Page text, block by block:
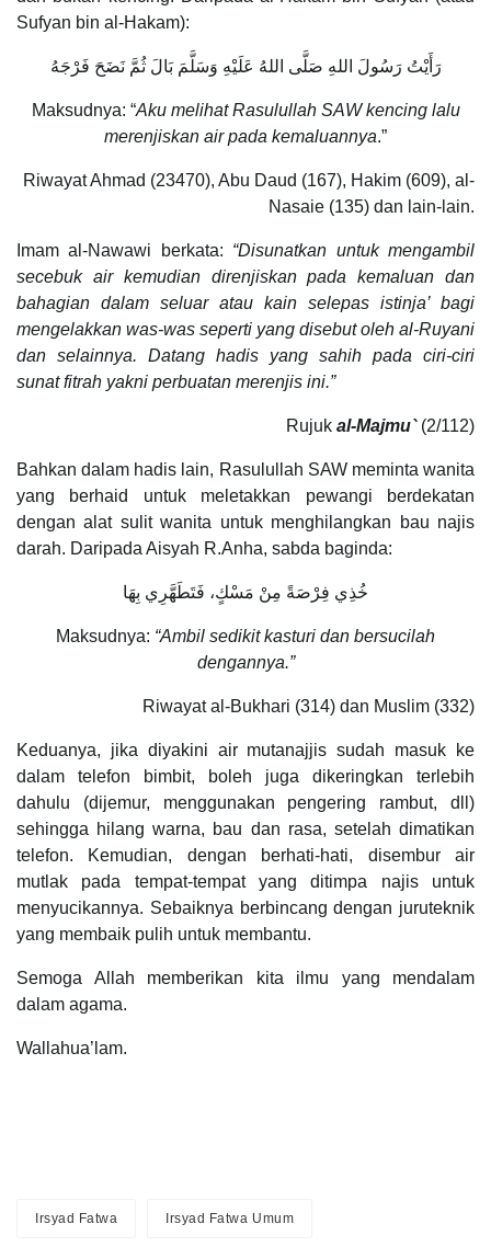
Sufyan bin al-Hakam):
رَأَيْتُ رَسُولَ اللهِ صَلَّى اللهُ عَلَيْهِ وَسَلَّمَ بَالَ ثُمَّ نَضَحَ فَرْجَهُ
Maksudnya: “Aku melihat Rasulullah SAW kencing lalu
merenjiskan air pada kemaluannya.”
Riwayat Ahmad (23470), Abu Daud (167), Hakim (609), al-
Nasaie (135) dan lain-lain.
Imam al-Nawawi berkata: “Disunatkan untuk mengambil
secebuk air kemudian direnjiskan pada kemaluan dan
bahagian dalam seluar atau kain selepas istinja’ bagi
mengelakkan was-was seperti yang disebut oleh al-Ruyani
dan selainnya. Datang hadis yang sahih pada ciri-ciri
sunat fitrah yakni perbuatan merenjis ini.”
Rujuk al-Majmu`(2/112)
Bahkan dalam hadis lain, Rasulullah SAW meminta wanita
yang berhaid untuk meletakkan pewangi berdekatan
dengan alat sulit wanita untuk menghilangkan bau najis
darah. Daripada Aisyah R.Anha, sabda baginda:
خُذِي فِرْصَةً مِنْ مَسْكٍ، فَتَطَهَّرِي بِهَا
Maksudnya: “Ambil sedikit kasturi dan bersucilah
dengannya.”
Riwayat al-Bukhari (314) dan Muslim (332)
Keduanya, jika diyakini air mutanajjis sudah masuk ke
dalam telefon bimbit, boleh juga dikeringkan terlebih
dahulu (dijemur, menggunakan pengering rambut, dll)
sehingga hilang warna, bau dan rasa, setelah dimatikan
telefon. Kemudian, dengan berhati-hati, disembur air
mutlak pada tempat-tempat yang ditimpa najis untuk
menyucikannya. Sebaiknya berbincang dengan juruteknik
yang membaik pulih untuk membantu.
Semoga Allah memberikan kita ilmu yang mendalam
dalam agama.
Wallahua’lam.
Irsyad Fatwa Irsyad Fatwa Umum